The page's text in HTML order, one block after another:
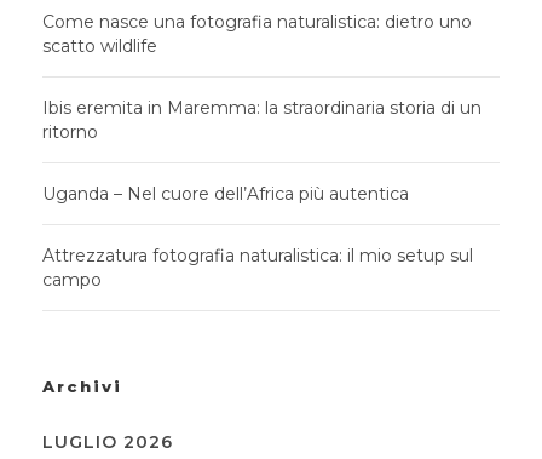
Come nasce una fotografia naturalistica: dietro uno
scatto wildlife
Ibis eremita in Maremma: la straordinaria storia di un
ritorno
Uganda – Nel cuore dell’Africa più autentica
Attrezzatura fotografia naturalistica: il mio setup sul
campo
Archivi
LUGLIO 2026